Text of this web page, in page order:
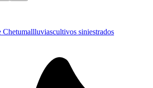
Chetumallluviascultivos siniestrados